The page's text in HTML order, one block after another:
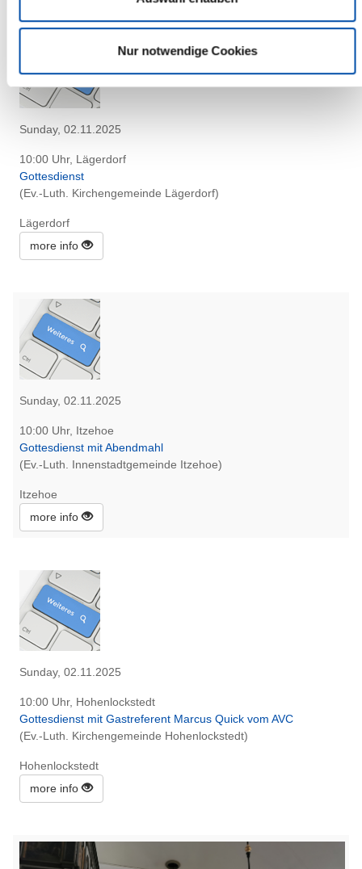
Nur notwendige Cookies
Sunday, 02.11.2025
10:00 Uhr, Lägerdorf
Gottesdienst
(Ev.-Luth. Kirchengemeinde Lägerdorf)
Lägerdorf
more info
Sunday, 02.11.2025
10:00 Uhr, Itzehoe
Gottesdienst mit Abendmahl
(Ev.-Luth. Innenstadtgemeinde Itzehoe)
Itzehoe
more info
Sunday, 02.11.2025
10:00 Uhr, Hohenlockstedt
Gottesdienst mit Gastreferent Marcus Quick vom AVC
(Ev.-Luth. Kirchengemeinde Hohenlockstedt)
Hohenlockstedt
more info